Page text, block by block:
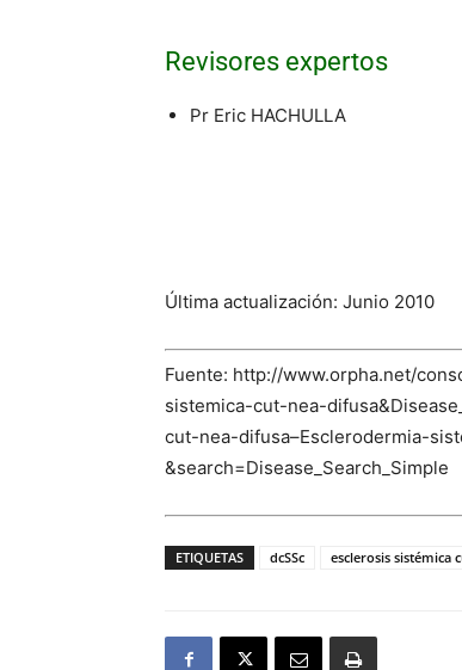
Revisores expertos
Pr Eric HACHULLA
Última actualización: Junio 2010
Fuente: http://www.orpha.net/
sistemica-cut-nea-
cut-nea-difusa–Esclerodermia-
&search=Disease_Search_Simple
ETIQUETAS dcSSc esclerosis sistémica